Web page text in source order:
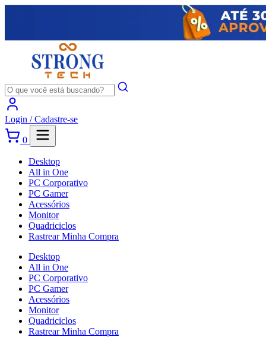
Login /Cadastre-se
0
Desktop
All in One
PC Corporativo
PC Gamer
Acessórios
Monitor
Quadriciclos
Rastrear Minha Compra
Desktop
All in One
PC Corporativo
PC Gamer
Acessórios
Monitor
Quadriciclos
Rastrear Minha Compra